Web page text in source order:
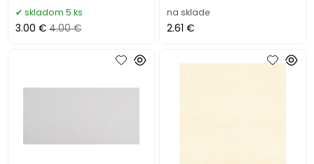
skladom 5 ks
3.00 € 4.00 €
na sklade
2.61 €